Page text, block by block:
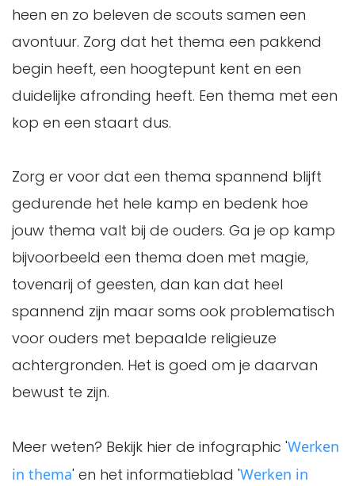
heen en zo beleven de scouts samen een
avontuur. Zorg dat het thema een pakkend
begin heeft, een hoogtepunt kent en een
duidelijke afronding heeft. Een thema met een
kop en een staart dus.
Zorg er voor dat een thema spannend blijft
gedurende het hele kamp en bedenk hoe
jouw thema valt bij de ouders. Ga je op kamp
bijvoorbeeld een thema doen met magie,
tovenarij of geesten, dan kan dat heel
spannend zijn maar soms ook problematisch
voor ouders met bepaalde religieuze
achtergronden. Het is goed om je daarvan
bewust te zijn.
Meer weten? Bekijk hier de infographic 'Werken
in thema' en het informatieblad 'Werken in